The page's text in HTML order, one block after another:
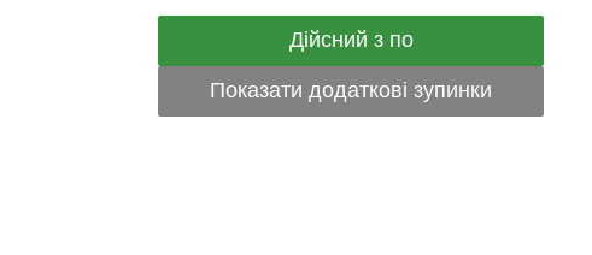
Дійсний з по
Показати додаткові зупинки